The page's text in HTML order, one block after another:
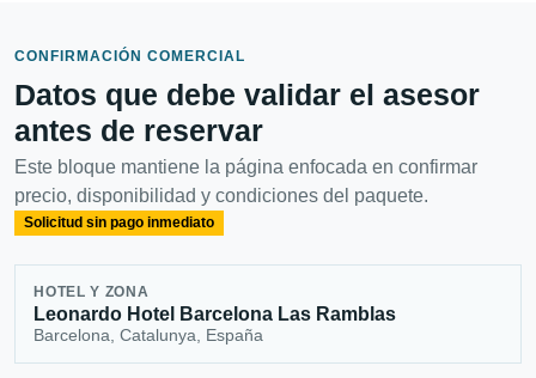
CONFIRMACIÓN COMERCIAL
Datos que debe validar el asesor
antes de reservar
Este bloque mantiene la página enfocada en confirmar
precio, disponibilidad y condiciones del paquete.
Solicitud sin pago inmediato
HOTEL Y ZONA
Leonardo Hotel Barcelona Las Ramblas
Barcelona, Catalunya, España